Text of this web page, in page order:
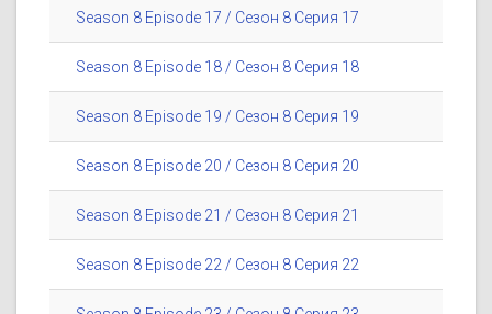
Season 8 Episode 17 / Сезон 8 Серия 17
Season 8 Episode 18 / Сезон 8 Серия 18
Season 8 Episode 19 / Сезон 8 Серия 19
Season 8 Episode 20 / Сезон 8 Серия 20
Season 8 Episode 21 / Сезон 8 Серия 21
Season 8 Episode 22 / Сезон 8 Серия 22